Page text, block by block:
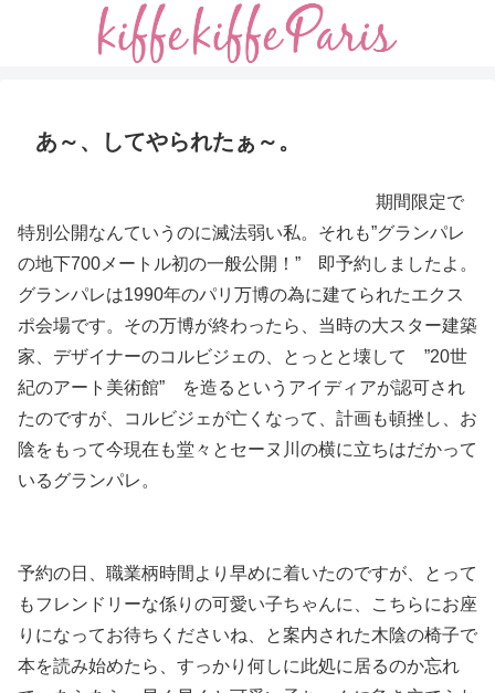
あ～、してやられたぁ～。
期間限定で
特別公開なんていうのに滅法弱い私。それも”グランパレ
の地下700メートル初の一般公開！” 即予約しましたよ。
グランパレは1990年のパリ万博の為に建てられたエクス
ポ会場です。その万博が終わったら、当時の大スター建築
家、デザイナーのコルビジェの、とっとと壊して ”20世
紀のアート美術館” を造るというアイディアが認可され
たのですが、コルビジェが亡くなって、計画も頓挫し、お
陰をもって今現在も堂々とセーヌ川の横に立ちはだかって
いるグランパレ。
予約の日、職業柄時間より早めに着いたのですが、とって
もフレンドリーな係りの可愛い子ちゃんに、こちらにお座
りになってお待ちくださいね、と案内された木陰の椅子で
本を読み始めたら、すっかり何しに此処に居るのか忘れ